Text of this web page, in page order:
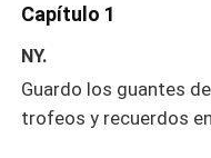
Capítulo 1
NY.
Guardo los guantes
trofeos y recuerdos